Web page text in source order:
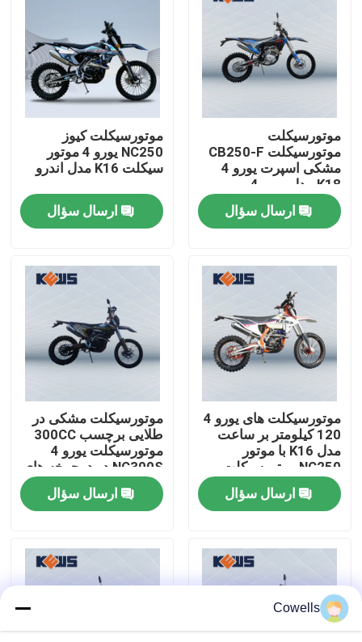
صفحه اصلی
محصولات
تور کارخانه
با ما تماس بگیرید
وبلاگ
موتور سیکلت اندرو دو زمانه
موتور سیکلت های رالی
موتورسیکلت
موتورسیکلت CB250-F
مشکی اسپرت یورو 4
K18 مدل یورو 4
ارسال سؤال
موتورسیکلت کیوز
NC250 یورو 4 موتور
سیکلت K16 مدل اندرو
ارسال سؤال
موتورسیکلت های یورو 4
120 کیلومتر بر ساعت
مدل K16 با موتور
NC250 موتورسیکلت
های سبک اروپایی
ارسال سؤال
موتورسیکلت مشکی در
طلایی برچسب 300CC
موتورسیکلت یورو 4
NC300S در دوچرخه های
خاکی جاده
ارسال سؤال
Cowells